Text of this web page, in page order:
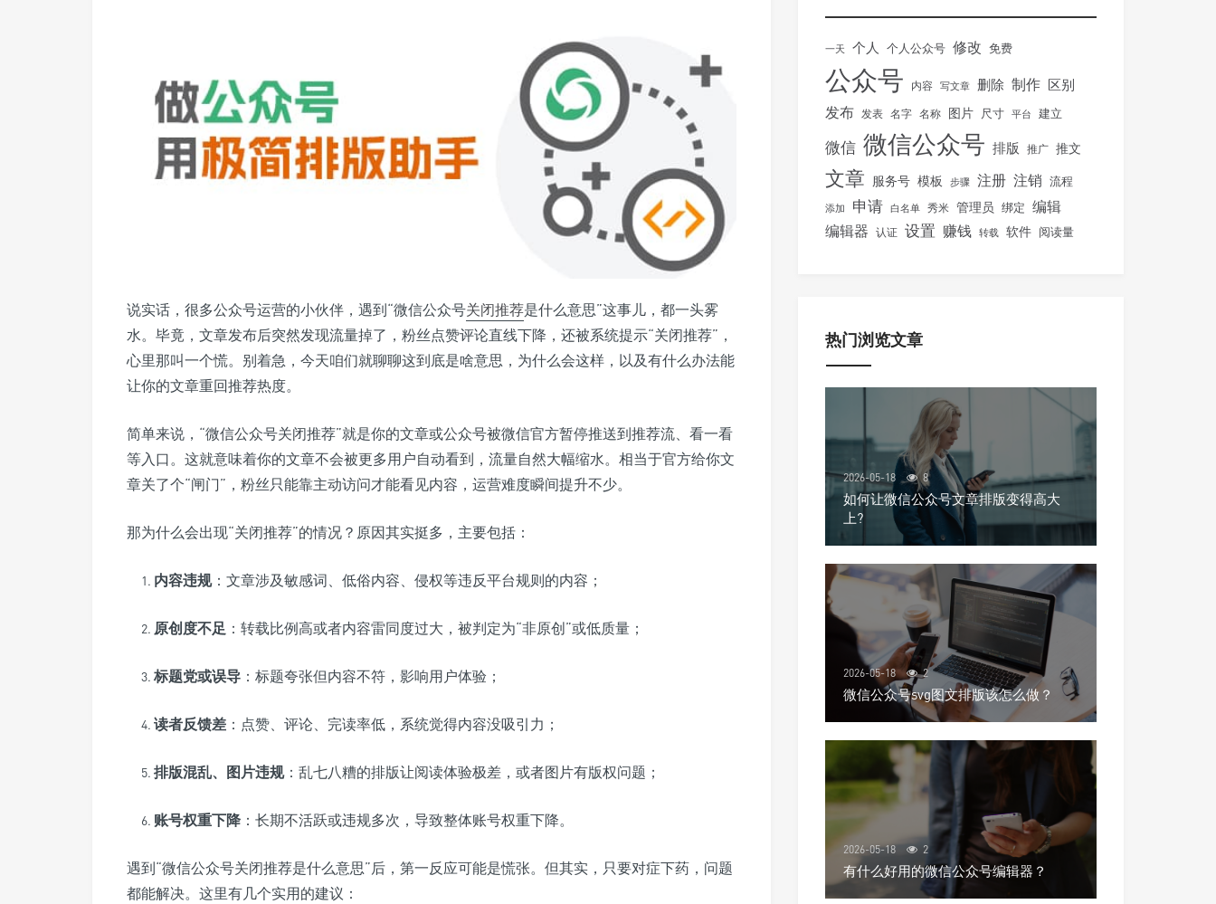
说实话，很多公众号运营的小伙伴，遇到“微信公众号关闭推荐是什么意思”这事儿，都一头雾
水。毕竟，文章发布后突然发现流量掉了，粉丝点赞评论直线下降，还被系统提示“关闭推荐”，
心里那叫一个慌。别着急，今天咱们就聊聊这到底是啥意思，为什么会这样，以及有什么办法能
让你的文章重回推荐热度。
简单来说，“微信公众号关闭推荐”就是你的文章或公众号被微信官方暂停推送到推荐流、看一看
等入口。这就意味着你的文章不会被更多用户自动看到，流量自然大幅缩水。相当于官方给你文
章关了个“闸门”，粉丝只能靠主动访问才能看见内容，运营难度瞬间提升不少。
那为什么会出现“关闭推荐”的情况？原因其实挺多，主要包括：
内容违规：文章涉及敏感词、低俗内容、侵权等违反平台规则的内容；
原创度不足 ：转载比例高或者内容雷同度过大，被判定为“非原创”或低质量；
标题党或误导 ：标题夸张但内容不符，影响用户体验；
读者反馈差 ：点赞、评论、完读率低，系统觉得内容没吸引力；
排版混乱、图片违规：乱七八糟的排版让阅读体验极差，或者图片有版权问题；
账号权重下降 ：长期不活跃或违规多次，导致整体账号权重下降。
遇到“微信公众号关闭推荐是什么意思”后，第一反应可能是慌张。但其实，只要对症下药，问题
都能解决。这里有几个实用的建议：
一天 个人 个人公众号 修改 免费
公众号 内容 写文章 删除 制作 区别
发布 发表 名字 名称 图片 尺寸 平台 建立
微信 微信公众号 排版 推广 推文
文章 服务号 模板 步骤 注册 注销 流程
添加 申请 白名单 秀米 管理员 绑定 编辑
编辑器
认证 设置 赚钱 转载 软件 阅读量
热门浏览文章
2026-05-18 8
如何让微信公众号文章排版变得高大
上?
2026-05-18 2
微信公众号svg图文排版该怎么做？
2026-05-18 2
有什么好用的微信公众号编辑器？